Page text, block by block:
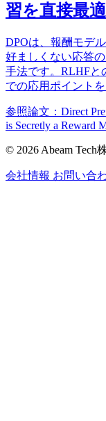
習を直接最
DPOは、報酬モデ
好ましくない応答
手法です。RLHFと
での応用ポイント
参照論文：Direct
is Secretly a Reward
© 2026 Abeam Tech
会社情報 お問い合